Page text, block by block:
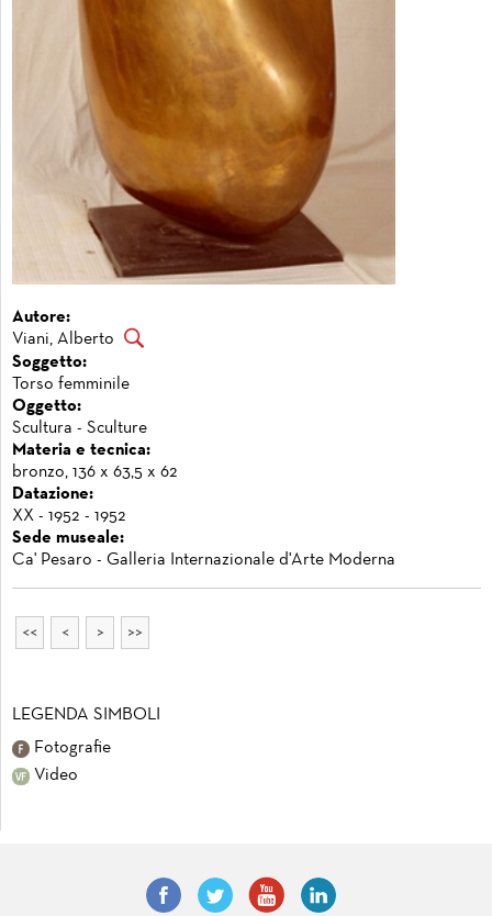
Autore:
Viani, Alberto
Soggetto:
Torso femminile
Oggetto:
Scultura - Sculture
Materia e tecnica:
bronzo, 136 x 63,5 x 62
Datazione:
XX - 1952 - 1952
Sede museale:
Ca' Pesaro - Galleria Internazionale d'Arte Moderna
<< < > >>
LEGENDA SIMBOLI
Fotografie
Video